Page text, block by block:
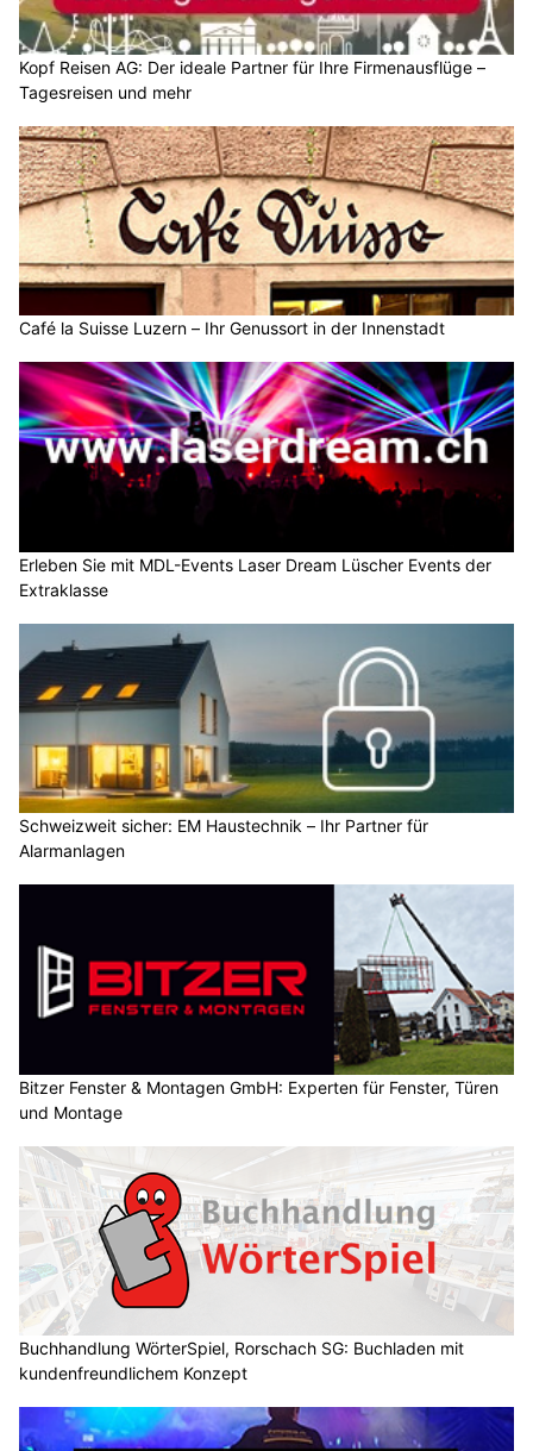
Kopf Reisen AG: Der ideale Partner für Ihre Firmenausflüge –
Tagesreisen und mehr
Café la Suisse Luzern – Ihr Genussort in der Innenstadt
Erleben Sie mit MDL-Events Laser Dream Lüscher Events der
Extraklasse
Schweizweit sicher: EM Haustechnik – Ihr Partner für
Alarmanlagen
Bitzer Fenster & Montagen GmbH: Experten für Fenster, Türen
und Montage
Buchhandlung WörterSpiel, Rorschach SG: Buchladen mit
kundenfreundlichem Konzept